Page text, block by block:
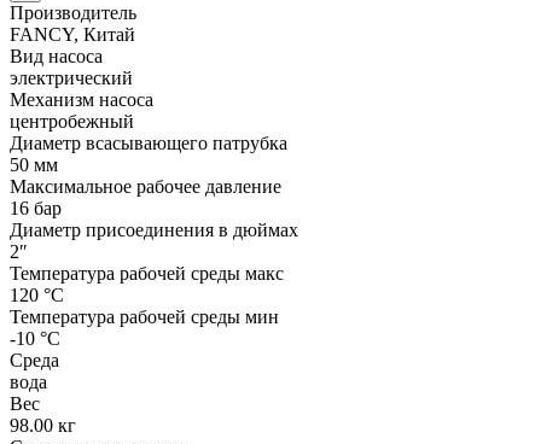
Производитель
FANCY, Китай
Вид насоса
электрический
Механизм насоса
центробежный
Диаметр всасывающего патрубка
50 мм
Максимальное рабочее давление
16 бар
Диаметр присоединения в дюймах
2″
Температура рабочей среды макс
120 °С
Температура рабочей среды мин
-10 °С
Среда
вода
Вес
98.00 кг